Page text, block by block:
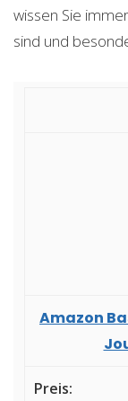
wissen Sie
sind und
Amazon